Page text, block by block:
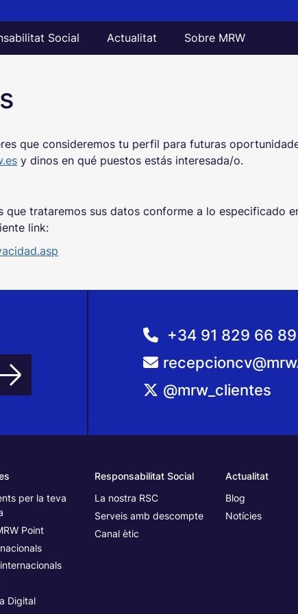
Social Actualitat Sobre MRW
que consideremos tu perfil para futuras
y dinos en qué puestos estás interesada/o.
que trataremos sus datos conforme a lo especificado
link:
Información
+34 91 829 66 89
@mrw_clientes
per la teva
Point
Digital
Responsabilitat Social
La nostra RSC
Serveis amb descompte
Canal ètic
Actualitat
Blog
Notícies